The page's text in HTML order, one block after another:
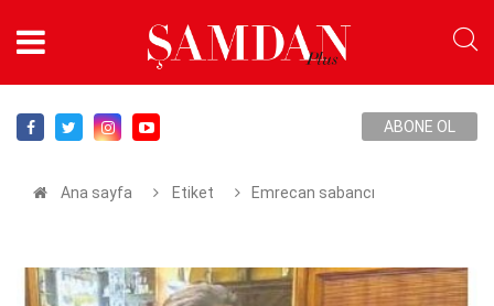
ABONE OL
Ana sayfa Etiket Emrecan sabancı